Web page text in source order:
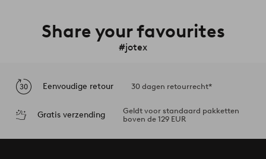
Share your favourites
#jotex
Eenvoudige retour 30 dagen retourrecht*
Gratis verzending
Geldt voor standaard pakketten
boven de 129 EUR